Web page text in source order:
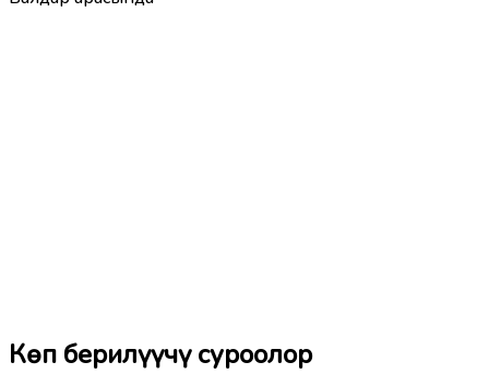
Көп берилүүчү суроолор